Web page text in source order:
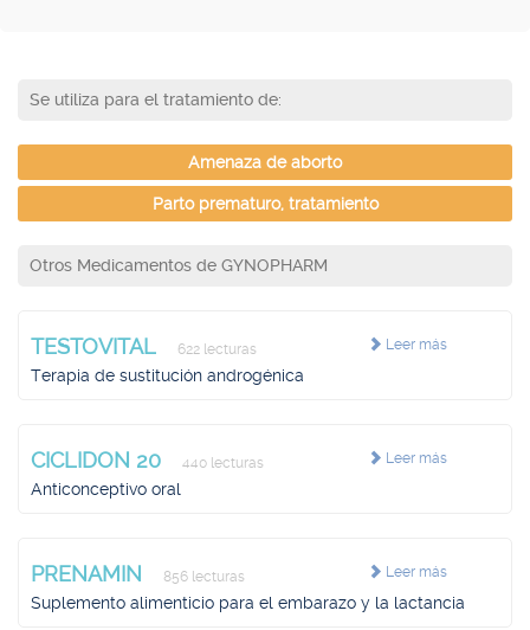
Se utiliza para el tratamiento de:
Amenaza de aborto
Parto prematuro, tratamiento
Otros Medicamentos de GYNOPHARM
Leer más
TESTOVITAL 622 lecturas
Terapia de sustitución androgénica
Leer más
CICLIDON 20 440 lecturas
Anticonceptivo oral
Leer más
PRENAMIN 856 lecturas
Suplemento alimenticio para el embarazo y la lactancia